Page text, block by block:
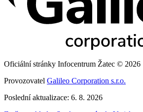
Oficiální stránky Infocentrum Žatec © 2026
Provozovatel Galileo Corporation s.r.o.
Poslední aktualizace: 6. 8. 2026